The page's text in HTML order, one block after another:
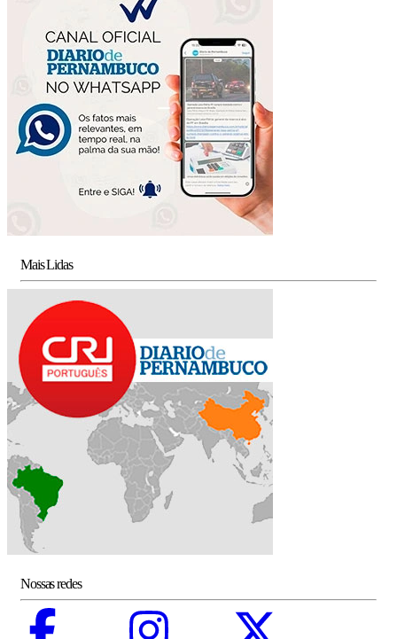
Mais Lidas
Nossas redes